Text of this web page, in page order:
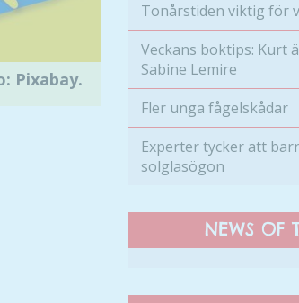
Pixabay.
Tonårstiden viktig för
Veckans boktips: Kurt
Sabine Lemire
Fler unga fågelskådar
Experter tycker att
solglasögon
NEWS OF